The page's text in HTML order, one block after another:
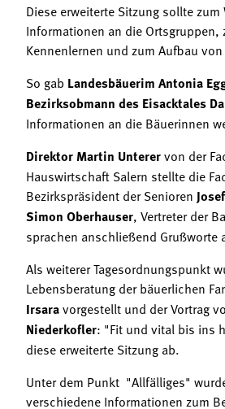
Diese erweiterte Sitzung sollte
Informationen an die Ortsgruppen,
Kennenlernen und zum Aufbau
So gab Landesbäuerim Antonia
Bezirksobmann des Eisacktales
Informationen an die Bäuerinnen
Direktor Martin Unterervon der
Hauswirtschaft Salern stellte die
Bezirkspräsident der Senioren
Simon Oberhauser, Vertreter der
sprachen anschließend Grußworte
Als weiterer Tagesordnungspunkt
Lebensberatung der bäuerlichen
Irsaravorgestellt und der Vortrag
Niederkofler: "Fit und vital bis ins
diese erweiterte Sitzung ab.
Unter dem Punkt "Allfälliges"
verschiedene Informationen zum